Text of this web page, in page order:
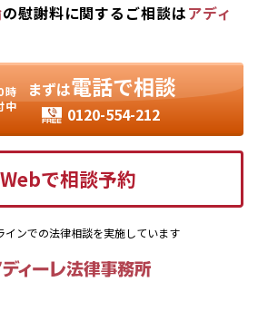
の慰謝料に関するご相談はアディ
時
中
まずは電話で相談
0120-554-212
Webで相談予約
インでの法律相談を実施しています